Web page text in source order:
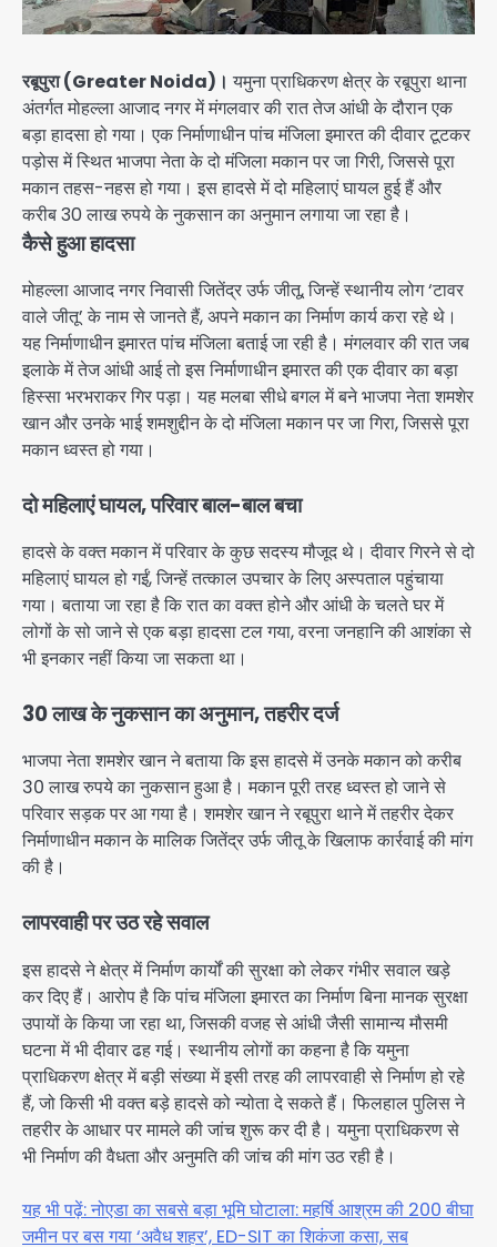
रबूपुरा (Greater Noida)। यमुना प्राधिकरण क्षेत्र के रबूपुरा थाना
अंतर्गत मोहल्ला आजाद नगर में मंगलवार की रात तेज आंधी के दौरान एक
बड़ा हादसा हो गया। एक निर्माणाधीन पांच मंजिला इमारत की दीवार टूटकर
पड़ोस में स्थित भाजपा नेता के दो मंजिला मकान पर जा गिरी, जिससे पूरा
मकान तहस-नहस हो गया। इस हादसे में दो महिलाएं घायल हुई हैं और
करीब 30 लाख रुपये के नुकसान का अनुमान लगाया जा रहा है।
कैसे हुआ हादसा
मोहल्ला आजाद नगर निवासी जितेंद्र उर्फ जीतू, जिन्हें स्थानीय लोग ‘टावर
वाले जीतू’ के नाम से जानते हैं, अपने मकान का निर्माण कार्य करा रहे थे।
यह निर्माणाधीन इमारत पांच मंजिला बताई जा रही है। मंगलवार की रात जब
इलाके में तेज आंधी आई तो इस निर्माणाधीन इमारत की एक दीवार का बड़ा
हिस्सा भरभराकर गिर पड़ा। यह मलबा सीधे बगल में बने भाजपा नेता शमशेर
खान और उनके भाई शमशुद्दीन के दो मंजिला मकान पर जा गिरा, जिससे पूरा
मकान ध्वस्त हो गया।
दो महिलाएं घायल, परिवार बाल-बाल बचा
हादसे के वक्त मकान में परिवार के कुछ सदस्य मौजूद थे। दीवार गिरने से दो
महिलाएं घायल हो गईं, जिन्हें तत्काल उपचार के लिए अस्पताल पहुंचाया
गया। बताया जा रहा है कि रात का वक्त होने और आंधी के चलते घर में
लोगों के सो जाने से एक बड़ा हादसा टल गया, वरना जनहानि की आशंका से
भी इनकार नहीं किया जा सकता था।
30 लाख के नुकसान का अनुमान, तहरीर दर्ज
भाजपा नेता शमशेर खान ने बताया कि इस हादसे में उनके मकान को करीब
30 लाख रुपये का नुकसान हुआ है। मकान पूरी तरह ध्वस्त हो जाने से
परिवार सड़क पर आ गया है। शमशेर खान ने रबूपुरा थाने में तहरीर देकर
निर्माणाधीन मकान के मालिक जितेंद्र उर्फ जीतू के खिलाफ कार्रवाई की मांग
की है।
लापरवाही पर उठ रहे सवाल
इस हादसे ने क्षेत्र में निर्माण कार्यों की सुरक्षा को लेकर गंभीर सवाल खड़े
कर दिए हैं। आरोप है कि पांच मंजिला इमारत का निर्माण बिना मानक सुरक्षा
उपायों के किया जा रहा था, जिसकी वजह से आंधी जैसी सामान्य मौसमी
घटना में भी दीवार ढह गई। स्थानीय लोगों का कहना है कि यमुना
प्राधिकरण क्षेत्र में बड़ी संख्या में इसी तरह की लापरवाही से निर्माण हो रहे
हैं, जो किसी भी वक्त बड़े हादसे को न्योता दे सकते हैं। फिलहाल पुलिस ने
तहरीर के आधार पर मामले की जांच शुरू कर दी है। यमुना प्राधिकरण से
भी निर्माण की वैधता और अनुमति की जांच की मांग उठ रही है।
यह भी पढ़ें: नोएडा का सबसे बड़ा भूमि घोटाला: महर्षि आश्रम की 200 बीघा
जमीन पर बस गया ‘अवैध शहर’, ED-SIT का शिकंजा कसा, सब